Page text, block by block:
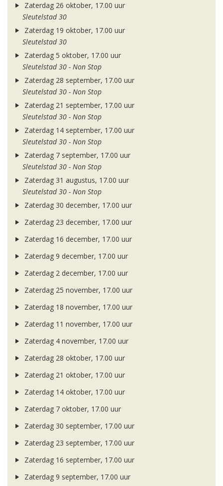
Zaterdag 26 oktober, 17.00 uur
Sleutelstad 30
Zaterdag 19 oktober, 17.00 uur
Sleutelstad 30
Zaterdag 5 oktober, 17.00 uur
Sleutelstad 30 - Non Stop
Zaterdag 28 september, 17.00 uur
Sleutelstad 30 - Non Stop
Zaterdag 21 september, 17.00 uur
Sleutelstad 30 - Non Stop
Zaterdag 14 september, 17.00 uur
Sleutelstad 30 - Non Stop
Zaterdag 7 september, 17.00 uur
Sleutelstad 30 - Non Stop
Zaterdag 31 augustus, 17.00 uur
Sleutelstad 30 - Non Stop
Zaterdag 30 december, 17.00 uur
Zaterdag 23 december, 17.00 uur
Zaterdag 16 december, 17.00 uur
Zaterdag 9 december, 17.00 uur
Zaterdag 2 december, 17.00 uur
Zaterdag 25 november, 17.00 uur
Zaterdag 18 november, 17.00 uur
Zaterdag 11 november, 17.00 uur
Zaterdag 4 november, 17.00 uur
Zaterdag 28 oktober, 17.00 uur
Zaterdag 21 oktober, 17.00 uur
Zaterdag 14 oktober, 17.00 uur
Zaterdag 7 oktober, 17.00 uur
Zaterdag 30 september, 17.00 uur
Zaterdag 23 september, 17.00 uur
Zaterdag 16 september, 17.00 uur
Zaterdag 9 september, 17.00 uur